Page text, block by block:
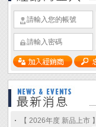
【 2026年度 新品上市 】